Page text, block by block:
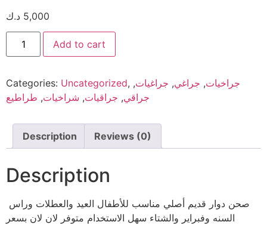
5,000 د.ك
Add to cart
Categories: Uncategorized, جراخيات, جراغي, جراغيات,
جراقي, جراقيات, شراخيات, طراطيع
Description Reviews (0)
Description
السنه وفبراير والشتاء سهل الاستخدام متوفر لان لان بسعر